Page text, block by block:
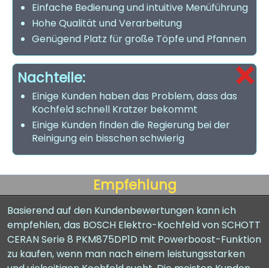
Einfache Bedienung und intuitive Menüführung
Hohe Qualität und Verarbeitung
Genügend Platz für große Töpfe und Pfannen
Nachteile:
Einige Kunden haben das Problem, dass das
Kochfeld schnell Kratzer bekommt
Einige Kunden finden die Regierung bei der
Reinigung ein bisschen schwierig
Empfehlung
Basierend auf den Kundenbewertungen kann ich
empfehlen, das BOSCH Elektro-Kochfeld von SCHOTT
CERAN Serie 8 PKM875DP1D mit Powerboost-Funktion
zu kaufen, wenn man nach einem leistungsstarken